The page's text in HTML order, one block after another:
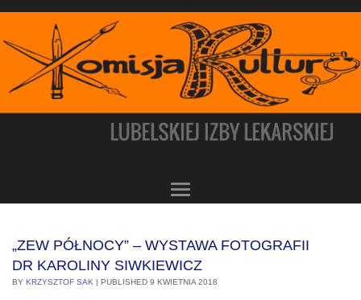
„ZEW PÓŁNOCY” – WYSTAWA FOTOGRAFII
DR KAROLINY SIWKIEWICZ
BY KRZYSZTOF SAK | PUBLISHED 9 KWIETNIA 2018